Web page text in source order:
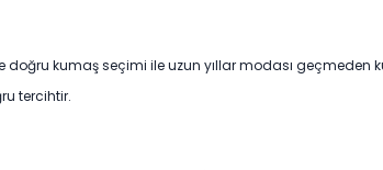
doğru kumaş seçimi ile uzun yıllar modası geçmeden
tercihtir.